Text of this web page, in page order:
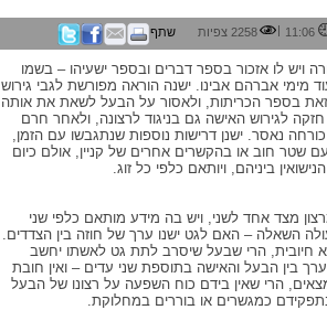
11:06
| 2258 צפיות שתף
ויש לו אזכור בספר דברים ובספר ישעיהו – בשמו
מימי אברהם אבינו. ישנה הוראה מפורשת לגבי גירוש
בספר הכריתות, ולאסור על הבעל לשאת את אותה
לגירוש האישה גם בניגוד לרצונה, ולאחר חרם
נאסר. ישנן דרישות נוספות שנתגבשו עם הזמן,
שטר חוב או בהקשרים אחרים של קניין, אולם כיום
ביניהם, ויותאם כלפי כל זוג.
מצד אחד לשני, ויש בה מידע מותאם כלפי שני
השאלה – האם לגט ישנו ערך של חוזה בין הצדדים.
חיובית, הרי שבעל שיסרב לתת גט לאשתו יחשב
בין הבעל והאישה בתוספת שני עדים – ואין חובת
הרי שאין בידם כוח השפעה על רצונו של הבעל
כמגשרים או בוררים במחלוקת.